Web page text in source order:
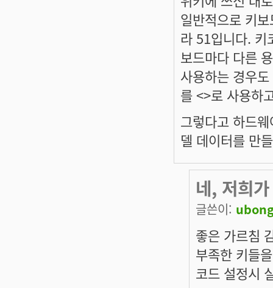
일반적으로 키
라 51입니다. 키
보드마다 다른
사용하는 경우
를 <>로 사용하
그렇다고 하드
델 데이터를 만
네, 저희
글쓴이:
좋은 가르침
부족한 키들
코드 설정시